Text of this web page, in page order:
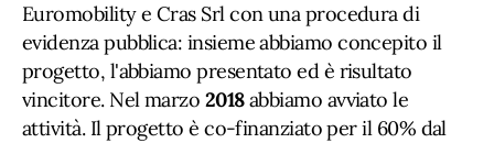
Euromobility e Cras Srl con una procedura di
evidenza pubblica: insieme abbiamo concepito il
progetto, l'abbiamo presentato ed è risultato
vincitore. Nel marzo 2018abbiamo avviato le
attività. Il progetto è co-finanziato per il 60% dal